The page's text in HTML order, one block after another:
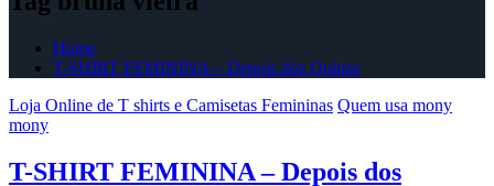
Home
T-SHIRT FEMININA – Depois dos Quinze
Loja Online de T shirts e Camisetas Femininas Quem usa mony
mony
T-SHIRT FEMININA – Depois dos